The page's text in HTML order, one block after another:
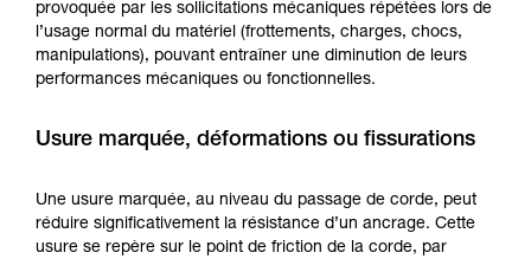
provoquée par les sollicitations mécaniques répétées lors de
l’usage normal du matériel (frottements, charges, chocs,
manipulations), pouvant entraîner une diminution de leurs
performances mécaniques ou fonctionnelles.
Usure marquée, déformations ou fissurations
Une usure marquée, au niveau du passage de corde, peut
réduire significativement la résistance d’un ancrage. Cette
usure se repère sur le point de friction de la corde, par